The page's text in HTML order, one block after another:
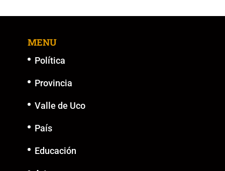
MENU
Política
Provincia
Valle de Uco
País
Educación